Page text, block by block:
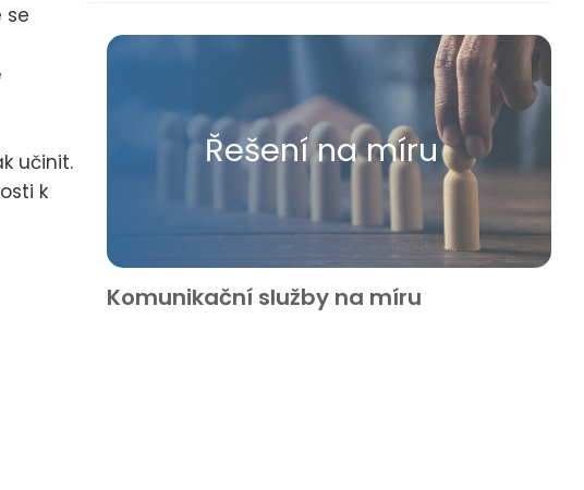
se
učinit.
k
Řešení na míru
Komunikační služby na míru